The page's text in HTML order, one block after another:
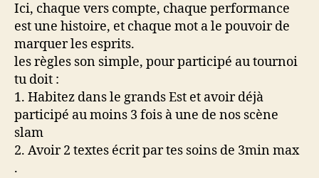
Ici, chaque vers compte, chaque performance
est une histoire, et chaque mot a le pouvoir de
marquer les esprits.
les règles son simple, pour participé au tournoi
tu doit :
1. Habitez dans le grands Est et avoir déjà
participé au moins 3 fois à une de nos scène
slam
2. Avoir 2 textes écrit par tes soins de 3min max
.